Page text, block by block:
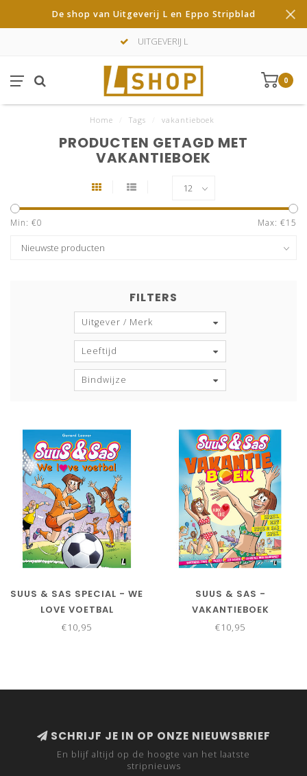
De shop van Uitgeverij L en Eppo Stripblad
UITGEVERIJ L
0
Home Tags vakantieboek
PRODUCTEN GETAGD MET
VAKANTIEBOEK
Min: €0 Max: €15
FILTERS
Uitgever / Merk
Leeftijd
Bindwijze
SUUS & SAS SPECIAL - WE
LOVE VOETBAL
€10,95
SUUS & SAS -
VAKANTIEBOEK
€10,95
SCHRIJF JE IN OP ONZE NIEUWSBRIEF
En blijf altijd op de hoogte van het laatste
stripnieuws